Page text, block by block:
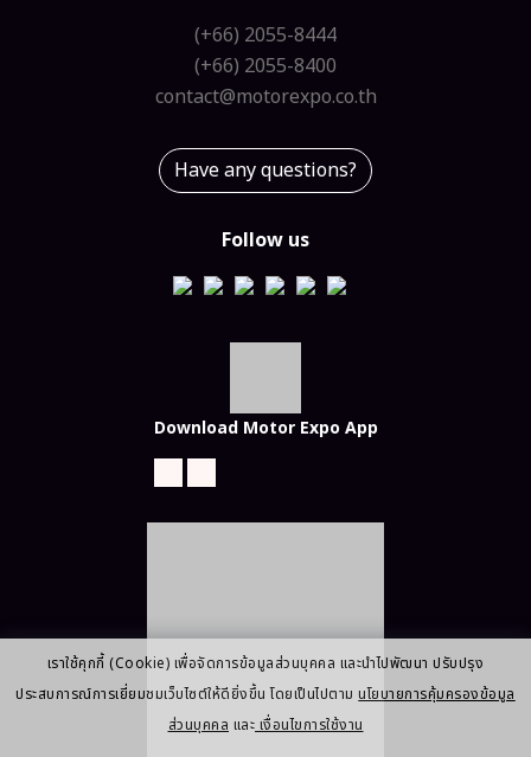
เราใช้คุกกี้ (Cookie) เพื่อจัดการข้อมูลส่วนบุคคล และนำไปพัฒนา ปรับปรุง
ประสบการณ์การเยี่ยมชมเว็บไซต์ให้ดียิ่งขึ้น โดยเป็นไปตามนโยบายการคุ้มครองข้อมูล
ส่วนบุคคล และ เงื่อนไขการใช้งาน
(+66) 2055-8444
(+66) 2055-8400
contact@motorexpo.co.th
Have any questions?
Follow us
Download Motor Expo App